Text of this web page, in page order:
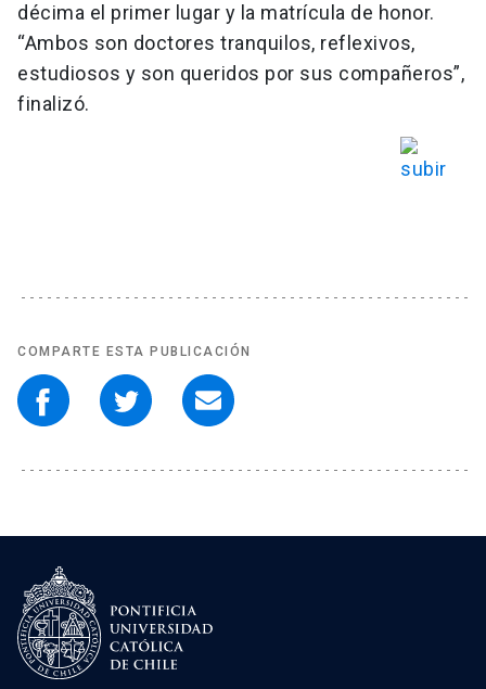
décima el primer lugar y la matrícula de honor.
“Ambos son doctores tranquilos, reflexivos,
estudiosos y son queridos por sus compañeros”,
finalizó.
COMPARTE ESTA PUBLICACIÓN